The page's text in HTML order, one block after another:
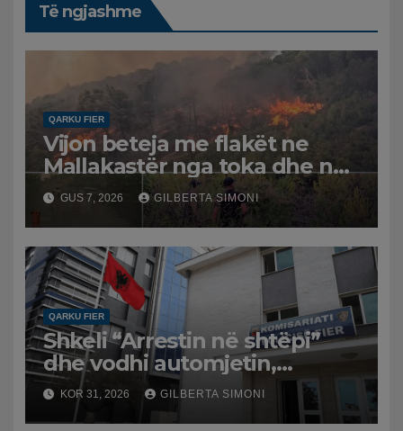
Të ngjashme
QARKU FIER
Vijon beteja me flakët ne
Mallakastër nga toka dhe nga
ajri me dy helikopterë.
GUS 7, 2026 GILBERTA SIMONI
QARKU FIER
Shkeli “Arrestin në shtëpi”
dhe vodhi automjetin,
arrestohet 43-vjeçari
KOR 31, 2026 GILBERTA SIMONI